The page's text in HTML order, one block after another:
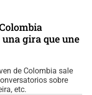
gira que une
de Colombia sale
sobre
etc.